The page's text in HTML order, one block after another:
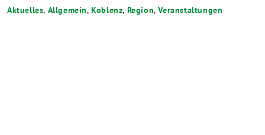
Aktuelles, Allgemein,Koblenz, Region,Veranstaltungen